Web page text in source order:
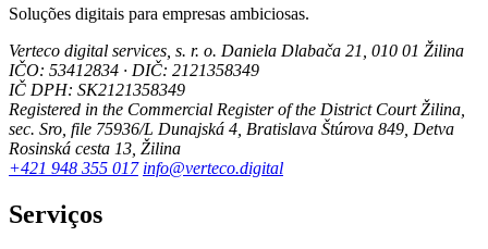
Soluções digitais para empresas ambiciosas.
Verteco digital services, s. r. o. Daniela Dlabača 21, 010 01 Žilina
IČO: 53412834 · DIČ: 2121358349
IČ DPH: SK2121358349
Registered in the Commercial Register of the District Court Žilina,
sec. Sro, file 75936/L Dunajská 4, Bratislava Štúrova 849, Detva
Rosinská cesta 13, Žilina
+421 948 355 017 info@verteco.digital
Serviços